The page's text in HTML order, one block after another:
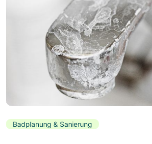
Badplanung & Sanierung